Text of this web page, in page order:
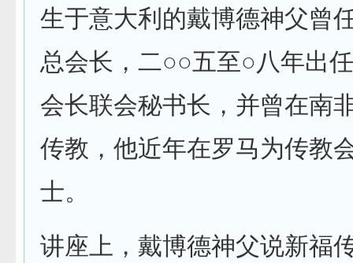
生于意大利的戴博德神父曾
总会长，二○○五至○八年出
会长联会秘书长，并曾在南
传教，他近年在罗马为传教
士。
讲座上，戴博德神父说新福